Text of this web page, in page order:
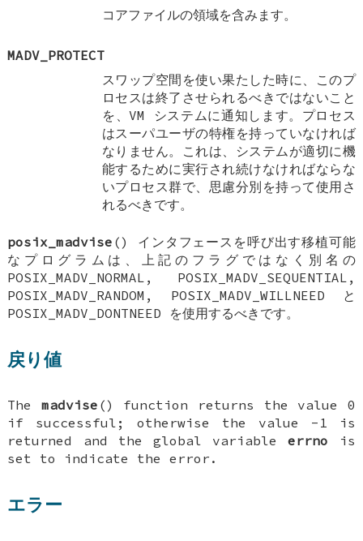
コアファイルの領域を含みます。
MADV_PROTECT
スワップ空間を使い果たした時に、このプ
ロセスは終了させられるべきではないこと
を、VM システムに通知します。プロセス
はスーパユーザの特権を持っていなければ
なりません。これは、システムが適切に機
能するために実行され続けなければならな
いプロセス群で、思慮分別を持って使用さ
れるべきです。
posix_madvise () インタフェースを呼び出す移植可能
なプログラムは、上記のフラグではなく別名の
POSIX_MADV_NORMAL , POSIX_MADV_SEQUENTIAL ,
POSIX_MADV_RANDOM , POSIX_MADV_WILLNEED と
POSIX_MADV_DONTNEED を使用するべきです。
戻り値
The madvise () function returns the value 0
if successful; otherwise the value -1 is
returned and the global variableerrno is
set to indicate the error.
エラー